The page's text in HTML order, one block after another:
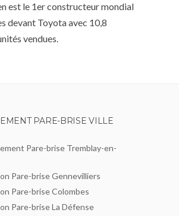
est le 1er constructeur mondial
devant Toyota avec 10,8
vendues.
PARE-BRISE VILLE
Pare-brise Tremblay-en-
Pare-brise Gennevilliers
Pare-brise Colombes
Pare-brise La Défense